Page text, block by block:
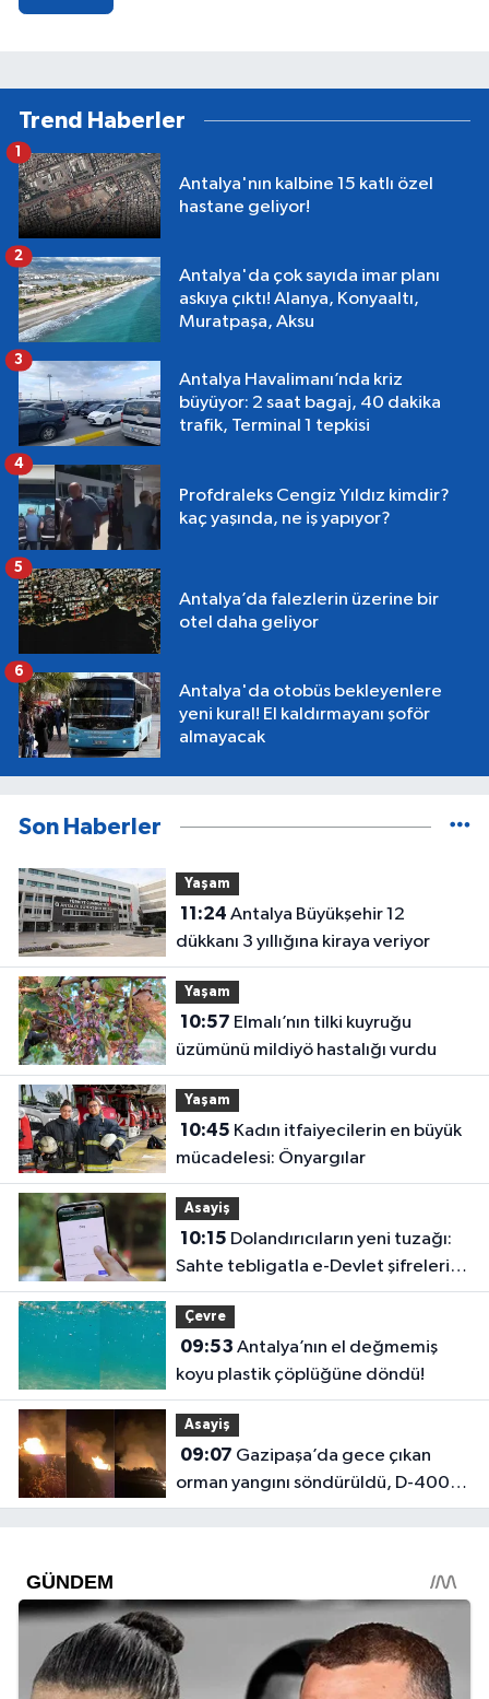
Trend Haberler
Antalya'nın kalbine 15 katlı özel
hastane geliyor!
1
Antalya'da çok sayıda imar planı
askıya çıktı! Alanya, Konyaaltı,
Muratpaşa, Aksu
2
Antalya Havalimanı’nda kriz
büyüyor: 2 saat bagaj, 40 dakika
trafik, Terminal 1 tepkisi
3
Profdraleks Cengiz Yıldız kimdir?
kaç yaşında, ne iş yapıyor?
4
Antalya’da falezlerin üzerine bir
otel daha geliyor
5
Antalya'da otobüs bekleyenlere
yeni kural! El kaldırmayanı şoför
almayacak
6
Son Haberler
Yaşam
11:24
dükkanı 3 yıllığına kiraya veriyor
Yaşam
10:57
üzümünü mildiyö hastalığı vurdu
Yaşam
10:45
mücadelesi: Önyargılar
Asayiş
10:15
Sahte tebligatla e-Devlet şifrelerini
çalıyorlar
Çevre
09:53
koyu plastik çöplüğüne döndü!
Asayiş
09:07
orman yangını söndürüldü, D-400
trafiğe açıldı